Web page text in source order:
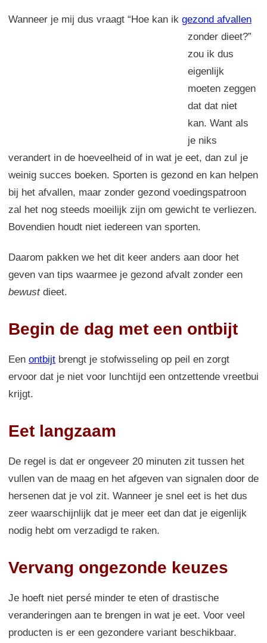
Wanneer je mij dus vraagt “Hoe kan ik gezond afvallen
zonder dieet?”
zou ik dus
eigenlijk
moeten zeggen
dat dat niet
kan. Want als
je niks
verandert in de hoeveelheid of in wat je eet, dan zul je
weinig succes boeken. Sporten is gezond en kan helpen
bij het afvallen, maar zonder gezond voedingspatroon
zal het nog steeds moeilijk zijn om gewicht te verliezen.
Bovendien houdt niet iedereen van sporten.
Daarom pakken we het dit keer anders aan door het
geven van tips waarmee je gezond afvalt zonder een
bewustdieet.
Begin de dag met een ontbijt
Een ontbijt brengt je stofwisseling op peil en zorgt
ervoor dat je niet voor lunchtijd een ontzettende vreetbui
krijgt.
Eet langzaam
De regel is dat er ongeveer 20 minuten zit tussen het
vullen van de maag en het afgeven van signalen door de
hersenen dat je vol zit. Wanneer je snel eet is het dus
zeer waarschijnlijk dat je meer eet dan dat je eigenlijk
nodig hebt om verzadigd te raken.
Vervang ongezonde keuzes
Je hoeft niet persé minder te eten of drastische
veranderingen aan te brengen in wat je eet. Voor veel
producten is er een gezondere variant beschikbaar.